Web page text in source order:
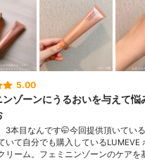
5.00
ンゾーンにうるおいを与えて悩
3本目なんです🤭今回提供頂いている
いて自分でも購入しているLUMEVE
リーム。フェミニンゾーンのケアを